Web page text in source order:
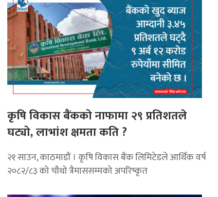
कृषि विकास बैंकको नाफामा २९ प्रतिशतले
घट्यो, लाभांश क्षमता कति ?
२१ साउन, काठमाडाैं । कृषि विकास बैंक लिमिटेडले आर्थिक वर्ष
२०८२/८३ को चौथो त्रैमाससम्मको अपरिष्कृत